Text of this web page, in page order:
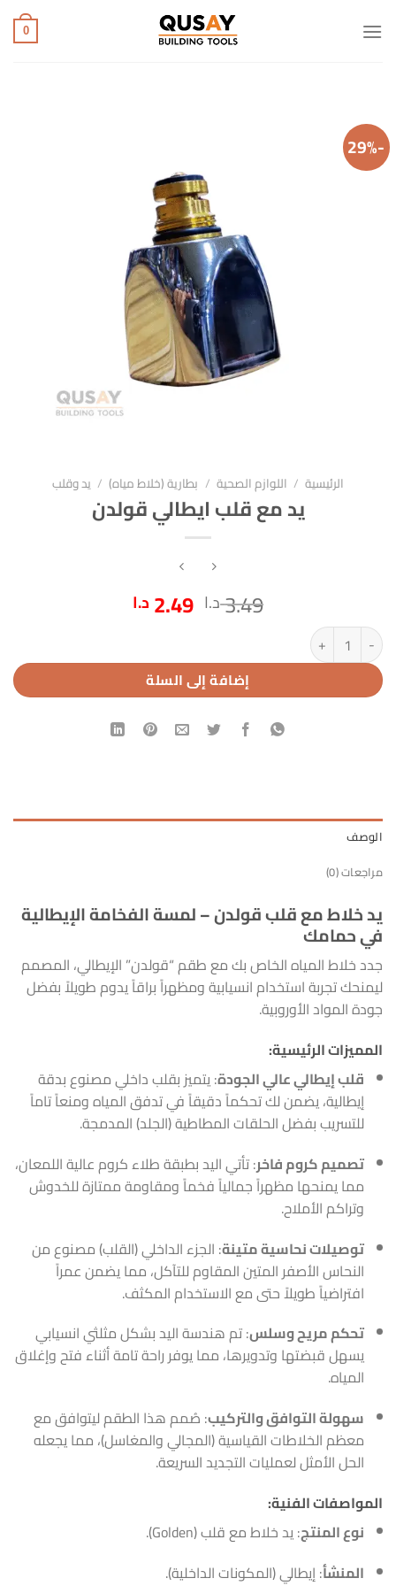
للمحتوى
0
-29%
الرئيسية / اللوازم الصحية / بطارية (خلاط مياه) / يد وقلب
يد مع قلب ايطالي قولدن
3.49د.ا السعر
الأصلي
3.49 د.ا.
2.49 د.ا
2.49 د.ا.
كمية يد مع قلب ايطالي قولدن
إضافة إلى السلة
الوصف
مراجعات (0)
يد خلاط مع قلب قولدن – لمسة الفخامة الإيطالية
في حمامك
جدد خلاط المياه الخاص بك مع طقم “قولدن” الإيطالي، المصمم
ليمنحك تجربة استخدام انسيابية ومظهراً براقاً يدوم طويلاً بفضل
جودة المواد الأوروبية.
المميزات الرئيسية:
قلب إيطالي عالي الجودة: يتميز بقلب داخلي مصنوع بدقة
إيطالية، يضمن لك تحكماً دقيقاً في تدفق المياه ومنعاً تاماً
للتسريب بفضل الحلقات المطاطية (الجلد) المدمجة.
تصميم كروم فاخر: تأتي اليد بطبقة طلاء كروم عالية اللمعان،
مما يمنحها مظهراً جمالياً فخماً ومقاومة ممتازة للخدوش
وتراكم الأملاح.
توصيلات نحاسية متينة: الجزء الداخلي (القلب) مصنوع من
النحاس الأصفر المتين المقاوم للتآكل، مما يضمن عمراً
افتراضياً طويلاً حتى مع الاستخدام المكثف.
تحكم مريح وسلس: تم هندسة اليد بشكل مثلثي انسيابي
يسهل قبضتها وتدويرها، مما يوفر راحة تامة أثناء فتح وإغلاق
المياه.
سهولة التوافق والتركيب: صُمم هذا الطقم ليتوافق مع
معظم الخلاطات القياسية (المجالي والمغاسل)، مما يجعله
الحل الأمثل لعمليات التجديد السريعة.
المواصفات الفنية:
نوع المنتج: يد خلاط مع قلب (Golden).
المنشأ: إيطالي (المكونات الداخلية).